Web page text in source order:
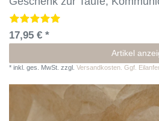
17,95 € *
Artikel
* inkl. ges. MwSt. zzgl. Versandkosten. Ggf.